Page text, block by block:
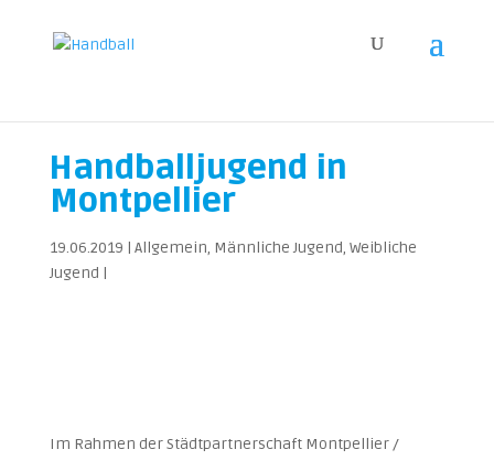
Handballjugend in
Montpellier
19.06.2019 | Allgemein, Männliche Jugend, Weibliche
Jugend |
Im Rahmen der Städtpartnerschaft Montpellier /